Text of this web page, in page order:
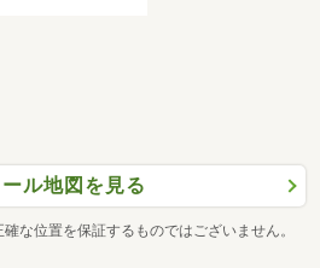
ル地図を見る
な位置を保証するものではございません。